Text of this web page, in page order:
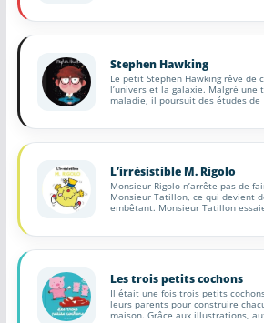
Petites annonces
AUTRE
Boutique
Contact
Stephen Hawking
Le petit Stephen Hawking rêve de
l’univers et la galaxie. Malgré une
maladie, il poursuit des études de
L’irrésistible M. Rigolo
Monsieur Rigolo n’arrête pas de
Monsieur Tatillon, ce qui devient
embêtant. Monsieur Tatillon
Les trois petits cochons
Il était une fois trois petits
leurs parents pour construire
maison. Grâce aux illustrations,